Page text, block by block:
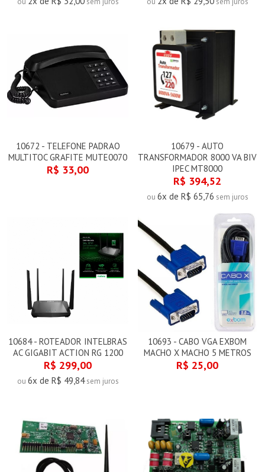
10672 - TELEFONE PADRAO
MULTITOC GRAFITE MUTE0070
R$ 33,00
10679 - AUTO
TRANSFORMADOR 8000 VA BIV
IPEC MT8000
R$ 394,52
ou 6x de R$ 65,76 sem juros
10684 - ROTEADOR INTELBRAS
AC GIGABIT ACTION RG 1200
R$ 299,00
ou 6x de R$ 49,84sem juros
10693 - CABO VGA EXBOM
MACHO X MACHO 5 METROS
R$ 25,00